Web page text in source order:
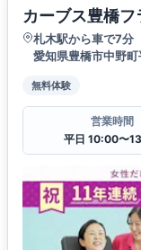
カーブス豊橋
札木駅から車で7分
愛知県豊橋市中野
無料体験
営業時間
平日 10:00〜